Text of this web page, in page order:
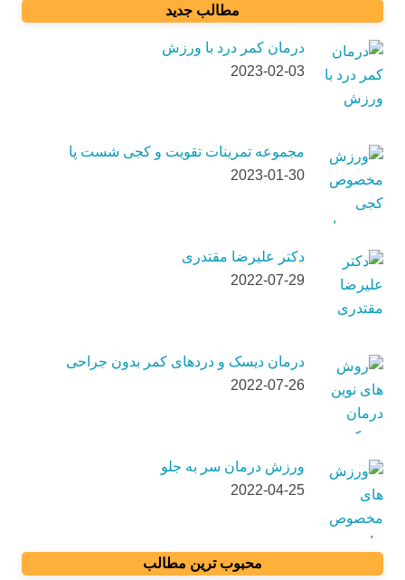
مطالب جدید
درمان کمر درد با ورزش
2023-02-03
مجموعه تمرینات تقویت و کجی شست پا
2023-01-30
دکتر علیرضا مقتدری
2022-07-29
درمان دیسک و دردهای کمر بدون جراحی
2022-07-26
ورزش درمان سر به جلو
2022-04-25
محبوب ترین مطالب